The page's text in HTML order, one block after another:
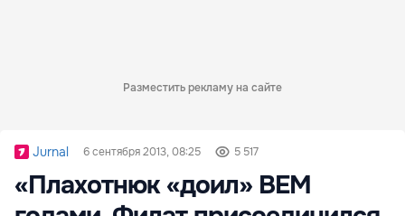
Разместить рекламу на сайте
Jurnal 6 сентября 2013, 08:25 5 517
«Плахотнюк «доил» BEM